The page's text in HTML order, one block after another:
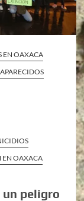
EN OAXACA
EN OAXACA
un peligro